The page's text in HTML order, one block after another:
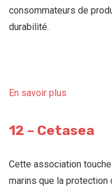
consommateurs de
durabilité.
En savoir plus
12 – Cetasea
Cette association
marins que la protection